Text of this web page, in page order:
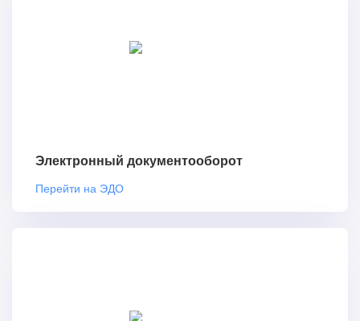
Электронный документооборот
Перейти на ЭДО